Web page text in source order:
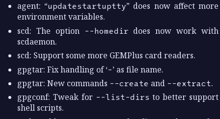
agent: “updatestartuptty” does now affect more
environment variables.
scd: The option --homedir does now work with
scdaemon.
scd: Support some more GEMPlus card readers.
gpgtar: Fix handling of ‘-’ as file name.
gpgtar: New commands --create and --extract.
gpgconf: Tweak for --list-dirs to better support
shell scripts.